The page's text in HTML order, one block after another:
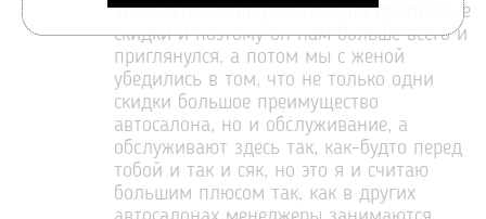
этом автосалоне действовали приличные
скидки и поэтому он нам больше всего и
приглянулся. а потом мы с женой
убедились в том, что не только одни
скидки большое преимущество
автосалона, но и обслуживание, а
обслуживают здесь так, как-будто перед
тобой и так и сяк, но это я и считаю
большим плюсом так, как в других